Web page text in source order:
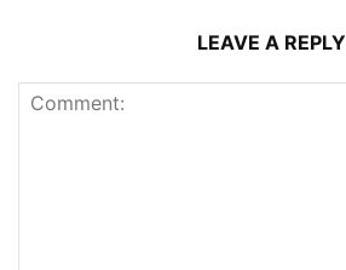
LEAVE A REPLY